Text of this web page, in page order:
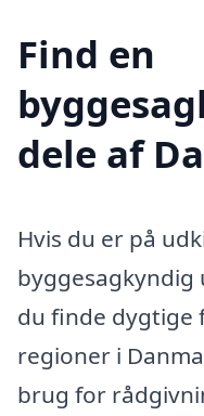
Find en
dele af
Hvis du er på
du finde dygtige
regioner i
brug for